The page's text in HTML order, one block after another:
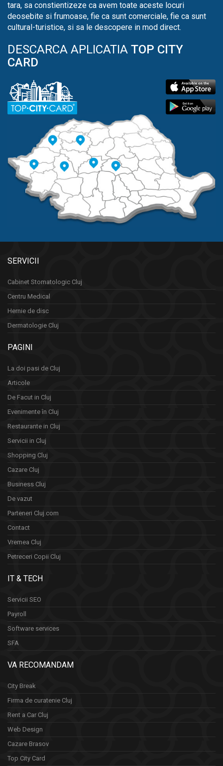
tara, sa constientizeze ca avem toate aceste locuri
deosebite si frumoase, fie ca sunt comerciale, fie ca sunt
cultural-turistice, si sa le descopere in mod direct.
DESCARCA APLICATIA TOP CITY
CARD
SERVICII
Cabinet Stomatologic Cluj
Centru Medical
Hernie de disc
Dermatologie Cluj
PAGINI
La doi pasi de Cluj
Articole
De Facut in Cluj
Evenimente în Cluj
Restaurante in Cluj
Servicii in Cluj
Shopping Cluj
Cazare Cluj
Business Cluj
De vazut
Parteneri Cluj.com
Contact
Vremea Cluj
Petreceri Copii Cluj
IT & TECH
Servicii SEO
Payroll
Software services
SFA
VA RECOMANDAM
City Break
Firma de curatenie Cluj
Rent a Car Cluj
Web Design
Cazare Brasov
Top City Card